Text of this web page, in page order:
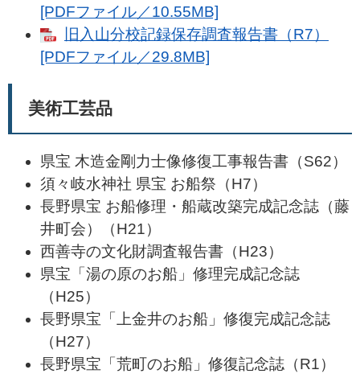
[PDFファイル／10.55MB]
旧入山分校記録保存調査報告書（R7）
[PDFファイル／29.8MB]
美術工芸品
県宝 木造金剛力士像修復工事報告書（S62）
須々岐水神社 県宝 お船祭（H7）
長野県宝 お船修理・船蔵改築完成記念誌（藤
井町会）（H21）
西善寺の文化財調査報告書（H23）
県宝「湯の原のお船」修理完成記念誌
（H25）
長野県宝「上金井のお船」修復完成記念誌
（H27）
長野県宝「荒町のお船」修復記念誌（R1）